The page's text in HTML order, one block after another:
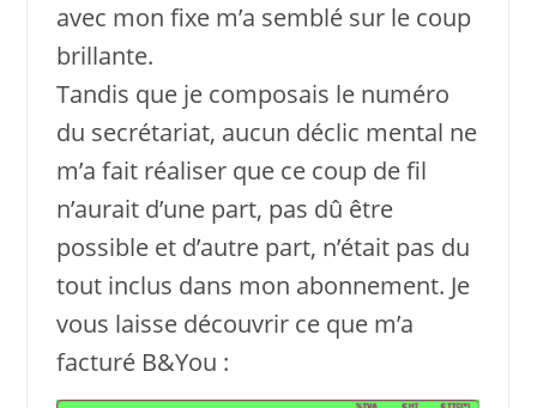
avec mon fixe m’a semblé sur le coup
brillante.
Tandis que je composais le numéro
du secrétariat, aucun déclic mental ne
m’a fait réaliser que ce coup de fil
n’aurait d’une part, pas dû être
possible et d’autre part, n’était pas du
tout inclus dans mon abonnement. Je
vous laisse découvrir ce que m’a
facturé B&You :